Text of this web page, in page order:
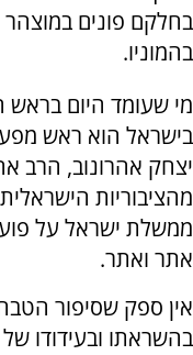
בחלקם פונים במוצהר
בהמוניו.
מי שעומד היום בראש
בישראל הוא ראש
יצחק אהרונוב, הרב
מהציבוריות
ממשלת ישראל על
אתר ואתר.
אין ספק שסיפור
בהשראתו ובעידודו של